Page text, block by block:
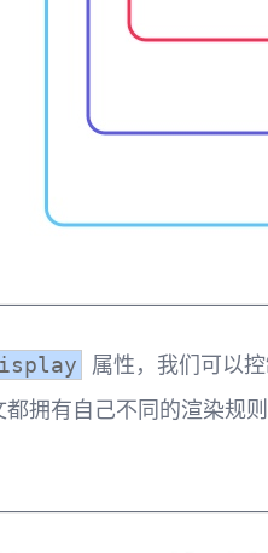
属性，我们可以
拥有自己不同的渲染规